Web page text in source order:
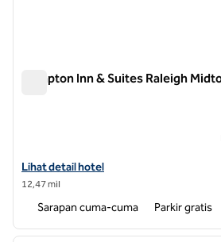
Hampton Inn & Suites Raleigh
Lihat detail hotel untuk Hampton Inn &
Lihat detail hotel
12,47 mil
Sarapan cuma-cuma Parkir gratis